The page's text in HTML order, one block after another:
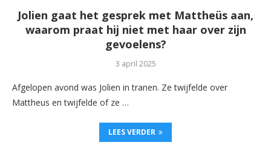
Jolien gaat het gesprek met Mattheüs aan,
waarom praat hij niet met haar over zijn
gevoelens?
3 april 2025
Afgelopen avond was Jolien in tranen. Ze twijfelde over
Mattheus en twijfelde of ze …
LEES VERDER